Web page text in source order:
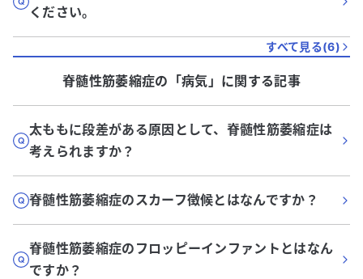
ください。
すべて見る(6)
脊髄性筋萎縮症の「病気 」に関する記事
太ももに段差がある原因として、脊髄性筋萎縮症は
考えられますか？
脊髄性筋萎縮症のスカーフ徴候とはなんですか？
脊髄性筋萎縮症のフロッピーインファントとはなん
ですか？